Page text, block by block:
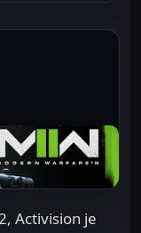
Activision je